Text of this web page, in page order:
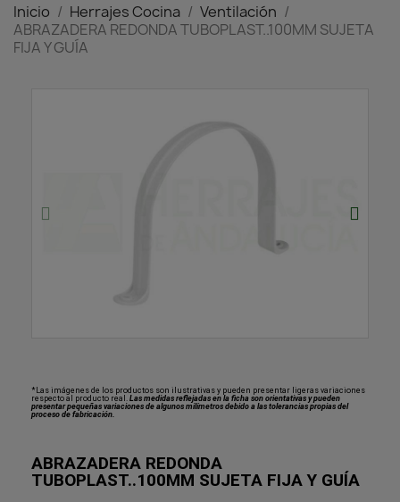
Inicio Herrajes Cocina
Ventilación
ABRAZADERA REDONDA TUBOPLAST..100MM SUJETA
FIJA Y GUÍA
*Las imágenes de los productos son ilustrativas y pueden presentar ligeras variaciones
respecto al producto real. Las medidas reflejadas en la ficha son orientativas y pueden
presentar pequeñas variaciones de algunos milímetros debido a las tolerancias propias del
proceso de fabricación.
ABRAZADERA REDONDA
TUBOPLAST..100MM SUJETA FIJA Y GUÍA